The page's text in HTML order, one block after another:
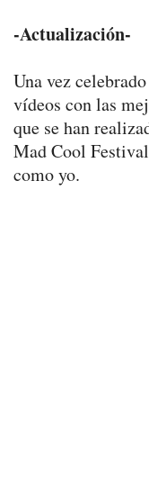
-Actualización-
Una vez
vídeos con las
que se han
Mad Cool
como yo.